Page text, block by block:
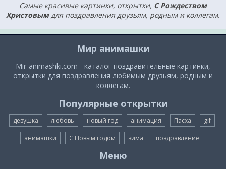
Самые красивые картинки, открытки, C Рождеством
Христовымдля поздравления друзьям, родным и коллегам.
Мир анимашки
Mir-animashki.com - каталог поздравительные картинки,
открытки для поздравления любимым друзьям, родным и
коллегам.
Популярные открытки
девушка любовь новый год анимация Пасха gif
анимашки С Новым годом зима поздравление
Меню